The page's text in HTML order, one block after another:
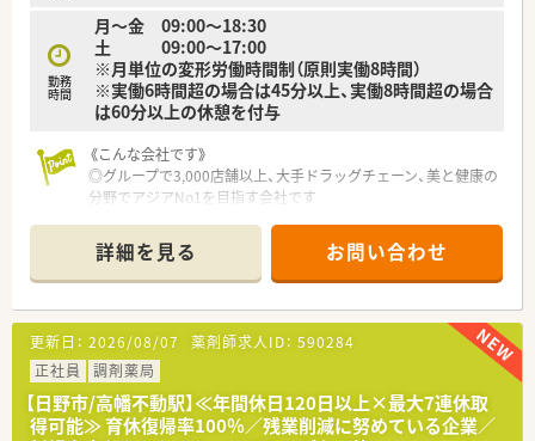
勤務
時間
月～金 09:00～18:30
土 09:00～17:00
※月単位の変形労働時間制（原則実働8時間）
※実働6時間超の場合は45分以上、実働8時間超の場合
は60分以上の休憩を付与
《こんな会社です》
◎グループで3,000店舗以上、大手ドラッグチェーン、美と健康の
分野でアジアNo1を目指す会社です
タジオを設け、栄養士・薬剤師・化粧品担当者が様々な視点からお
客様の健康を管理！！
◎健康サポート薬局を2017年3店舗→2018年7月16店舗→2022
年3月には50店舗へ拡大を予定しています。
《充実の研修制度》
◎高い専門性の追求と充実の研修制度が用意されており、「階層
別研修」「職種別研修」「自己啓発」の3つのプログラムから構成さ
れ、多種多様な教育カリキュラムがあります。
詳細を見る お問い合わせ
更新日： 2026/08/07 薬剤師求人ID： 590284
正社員
調剤薬局
【日野市/高幡不動駅】≪年間休日120日以上×最大7連休取
得可能≫ 育休復帰率100％／残業削減に努めている企業／